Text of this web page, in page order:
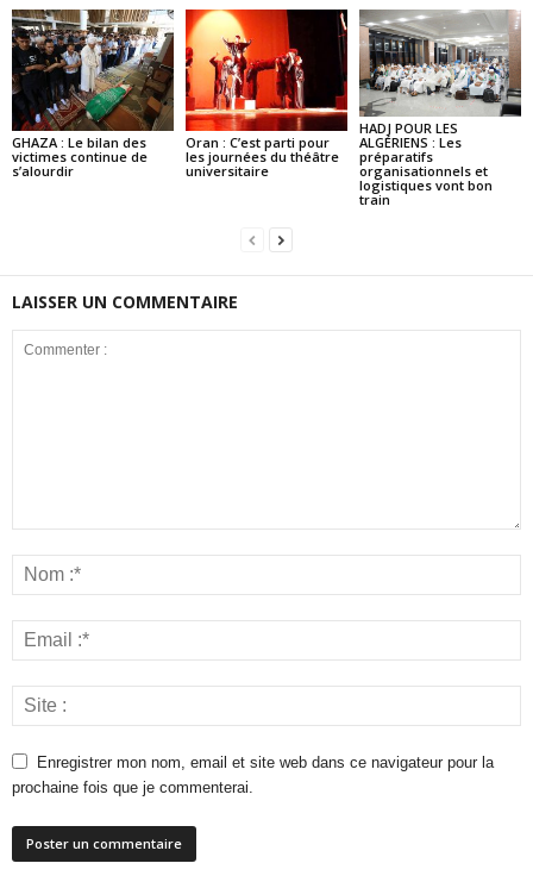
GHAZA : Le bilan des
victimes continue de
s’alourdir
Oran : C’est parti pour
les journées du théâtre
universitaire
HADJ POUR LES
ALGÉRIENS : Les
préparatifs
organisationnels et
logistiques vont bon
train
LAISSER UN COMMENTAIRE
Enregistrer mon nom, email et site web dans ce navigateur pour la
prochaine fois que je commenterai.